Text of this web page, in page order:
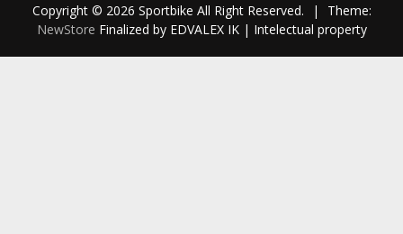
Copyright © 2026 Sportbike All Right Reserved. |
Theme:
NewStore Finalized by EDVALEX IK | Intelectual property